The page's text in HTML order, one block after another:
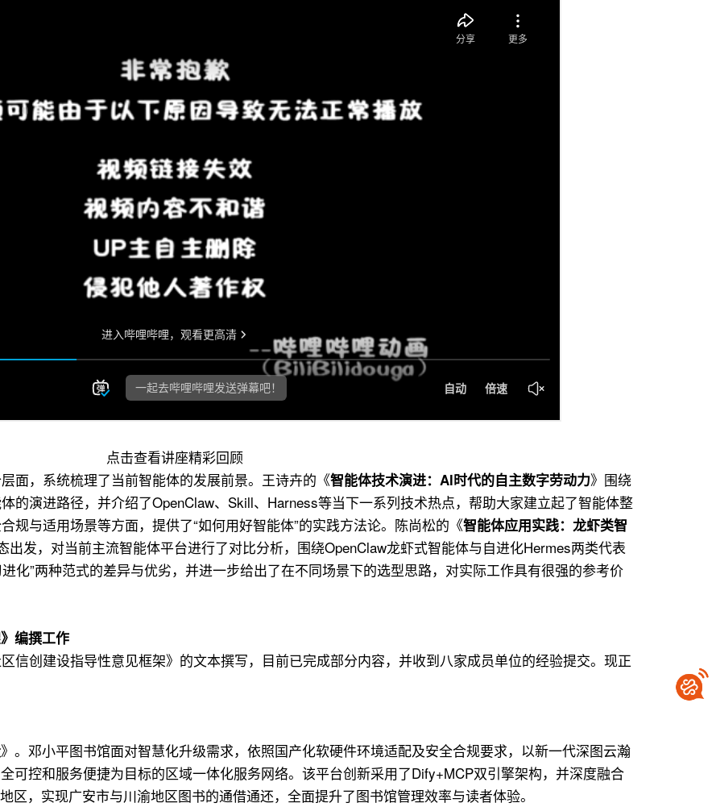
点击查看讲座精彩回顾
面，系统梳理了当前智能体的发展前景。王诗卉的《智能体技术演进：Al时代的自主数字劳动力》围绕
的演进路径，并介绍了OpenClaw、Skill、Harness等当下一系列技术热点，帮助大家建立起了智能体整
规与适用场景等方面，提供了“如何用好智能体”的实践方法论。陈尚松的《智能体应用实践：龙虾类智
出发，对当前主流智能体平台进行了对比分析，围绕OpenClaw龙虾式智能体与自进化Hermes两类代表
化”两种范式的差异与优劣，并进一步给出了在不同场景下的选型思路，对实际工作具有很强的参考价
编撰工作
信创建设指导性意见框架》的文本撰写，目前已完成部分内容，并收到八家成员单位的经验提交。现正
》。邓小平图书馆面对智慧化升级需求，依照国产化软硬件环境适配及安全合规要求，以新一代深图云瀚
可控和服务便捷为目标的区域一体化服务网络。该平台创新采用了Dify+MCP双引擎架构，并深度融合
区，实现广安市与川渝地区图书的通借通还，全面提升了图书馆管理效率与读者体验。